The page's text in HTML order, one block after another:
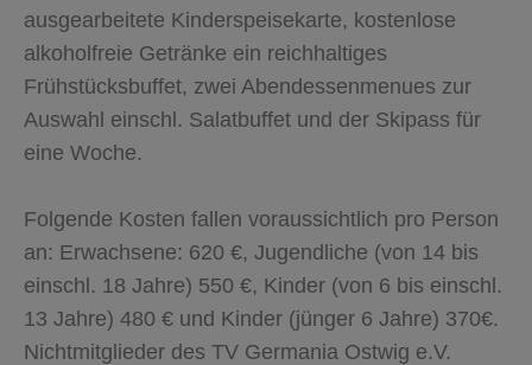
ausgearbeitete Kinderspeisekarte, kostenlose
alkoholfreie Getränke ein reichhaltiges
Frühstücksbuffet, zwei Abendessenmenues zur
Auswahl einschl. Salatbuffet und der Skipass für
eine Woche.
Folgende Kosten fallen voraussichtlich pro Person
an: Erwachsene: 620 €, Jugendliche (von 14 bis
einschl. 18 Jahre) 550 €, Kinder (von 6 bis einschl.
13 Jahre) 480 € und Kinder (jünger 6 Jahre) 370€.
Nichtmitglieder des TV Germania Ostwig e.V.